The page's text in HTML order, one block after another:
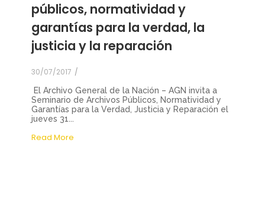
públicos, normatividad y
garantías para la verdad, la
justicia y la reparación
30/07/2017 /
El Archivo General de la Nación – AGN invita a
Seminario de Archivos Públicos, Normatividad y
Garantías para la Verdad, Justicia y Reparación el
jueves 31...
Read More